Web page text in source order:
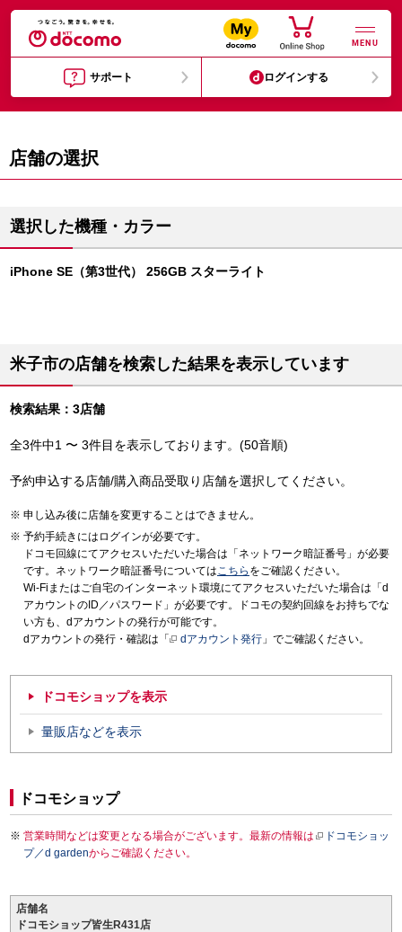
MENU
サポート ログインする
店舗の選択
選択した機種・カラー
iPhone SE（第3世代） 256GB スターライト
米子市の店舗を検索した結果を表示しています
検索結果：3店舗
全3件中1 〜 3件目を表示しております。(50音順)
予約申込する店舗/購入商品受取り店舗を選択してください。
申し込み後に店舗を変更することはできません。
予約手続きにはログインが必要です。
ドコモ回線にてアクセスいただいた場合は「ネットワーク暗証番号」が必要
です。ネットワーク暗証番号についてはこちら をご確認ください。
Wi-Fiまたはご自宅のインターネット環境にてアクセスいただいた場合は「d
アカウントのID／パスワード」が必要です。ドコモの契約回線をお持ちでな
い方も、dアカウントの発行が可能です。
dアカウントの発行・確認は「
dアカウント発行 」でご確認ください。
ドコモショップを表示
量販店などを表示
ドコモショップ
営業時間などは変更となる場合がございます。最新の情報は
ドコモショッ
プ／d gardenからご確認ください。
店舗名
ドコモショップ皆生R431店